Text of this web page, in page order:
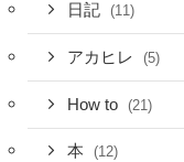
日記 (11)
アカヒレ (5)
How to (21)
本 (12)